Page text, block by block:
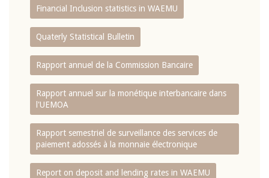
Financial Inclusion statistics in WAEMU
Quaterly Statistical Bulletin
Rapport annuel de la Commission Bancaire
Rapport annuel sur la monétique interbancaire dans
l'UEMOA
Rapport semestriel de surveillance des services de
paiement adossés à la monnaie électronique
Report on deposit and lending rates in WAEMU